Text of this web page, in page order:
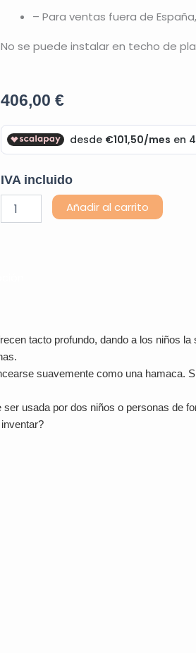
– Para ventas fuera de
No se puede instalar en techo de
406,00 €
IVA incluido
Pack
Kiboo
Añadir al carrito
tacto profundo, dando a los niños
suavemente como una hamaca.
usada por dos niños o personas de